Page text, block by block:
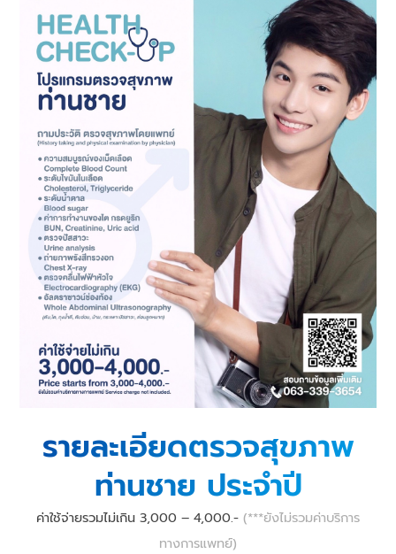
รายละเอียดตรวจสุขภาพ
ท่านชาย ประจำปี
ค่าใช้จ่ายรวมไม่เกิน 3,000 – 4,000.- (***ยังไม่รวมค่าบริการ
ทางการแพทย์)